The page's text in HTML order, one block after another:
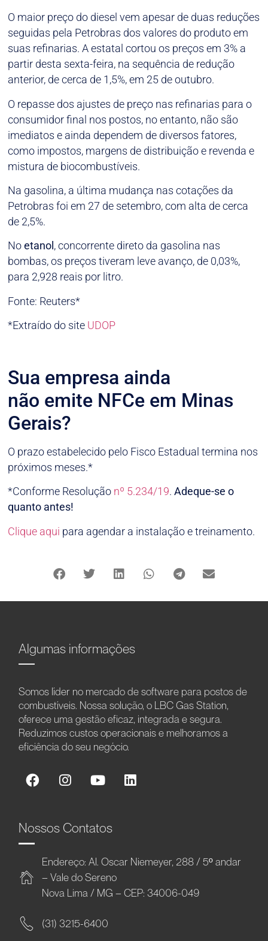
O maior preço do diesel vem apesar de duas reduções
seguidas pela Petrobras dos valores do produto em
suas refinarias. A estatal cortou os preços em 3% a
partir desta sexta-feira, na sequência de redução
anterior, de cerca de 1,5%, em 25 de outubro.
O repasse dos ajustes de preço nas refinarias para o
consumidor final nos postos, no entanto, não são
imediatos e ainda dependem de diversos fatores,
como impostos, margens de distribuição e revenda e
mistura de biocombustíveis.
Na gasolina, a última mudança nas cotações da
Petrobras foi em 27 de setembro, com alta de cerca
de 2,5%.
Noetanol , concorrente direto da gasolina nas
bombas, os preços tiveram leve avanço, de 0,03%,
para 2,928 reais por litro.
Fonte: Reuters*
*Extraído do site UDOP
Sua empresa ainda
não emite NFCe em Minas
Gerais?
O prazo estabelecido pelo Fisco Estadual termina nos
próximos meses.*
*Conforme Resolução nº 5.234/19.Adeque-se o
quanto antes!
Clique aqui para agendar a instalação e treinamento.
Algumas informações
Somos líder no mercado de software para postos de
combustíveis. Nossa solução, o LBC Gas Station,
oferece uma gestão eficaz, integrada e segura.
Reduzimos custos operacionais e melhoramos a
eficiência do seu negócio.
Nossos Contatos
Endereço: Al. Oscar Niemeyer, 288 / 5º andar
– Vale do Sereno
Nova Lima / MG – CEP: 34006-049
(31) 3215-6400